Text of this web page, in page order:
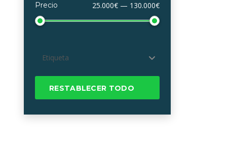
Precio 25.000€ — 130.000€
Etiqueta
RESTABLECER TODO